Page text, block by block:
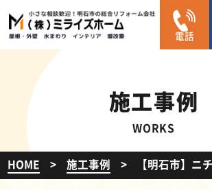
電話
施工事例
WORKS
HOME 施工事例 【明石市】